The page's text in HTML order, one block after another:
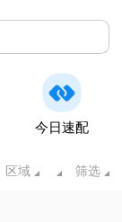
今日速配
区域 筛选